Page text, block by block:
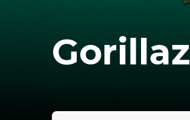
Gorillaz